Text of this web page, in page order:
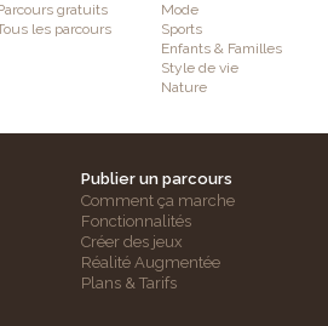
gratuits
les parcours
Mode
Sports
Enfants & Familles
Style de vie
Nature
Publier un parcours
Comment ça marche
Fonctionnalités
Créer des jeux
Réalité Augmentée
Plans & Tarifs